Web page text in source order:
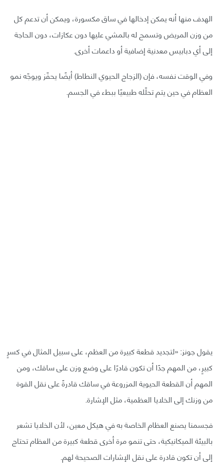
الهدف منها أنه يمكن إدخالها في ساق مكسورة، ويمكن أن تدعم كل
من وزن المريض وتسمح له بالمشي عليها دون عكازات، دون الحاجة
إلى أي دبابيس معدنية إضافية أو داعمات أخرى.
وفي الوقت نفسه، فإن (الزجاج الحيوي النطاط) أيضًا يحفّز ويوجّه نمو
العظام في حين يتم تحلّله طبيعيًا ببطء في الجسم.
يقول جونز: «لتجديد قطعة كبيرة من العظم، على سبيل المثال في كسرٍ
كبيرٍ، من المهم جدًا أن تكون قادرًا على وضع وزن على ساقك، ومن
المهم أن القطعة الحيوية المزروعة في ساقك قادرةً على نقل القوة
من وزنك إلى الخلايا العظمية، مثل الإشارة.
فجسمنا يصنع العظام الخاصة به في هيكل معين، لأن الخلايا تشعر
بالبيئة الميكانيكية، حتى تنمو مرة أخرى قطعة كبيرة من العظام تحتاج
إلى أن تكون قادرة على نقل الإشارات الصحيحة لهم.